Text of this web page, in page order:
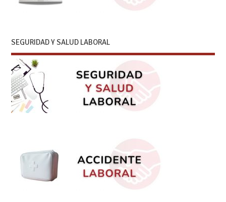
SEGURIDAD Y SALUD LABORAL